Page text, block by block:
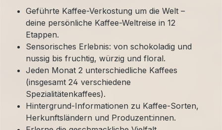
Geführte Kaffee-Verkostung um die Welt –
deine persönliche Kaffee-Weltreise in 12
Etappen.
Sensorisches Erlebnis: von schokoladig und
nussig bis fruchtig, würzig und floral.
Jeden Monat 2 unterschiedliche Kaffees
(insgesamt 24 verschiedene
Spezialitätenkaffees).
Hintergrund-Informationen zu Kaffee-Sorten,
Herkunftsländern und Produzent:innen.